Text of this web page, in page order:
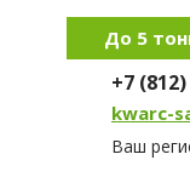
До 5
+7
kwarc-
Ваш